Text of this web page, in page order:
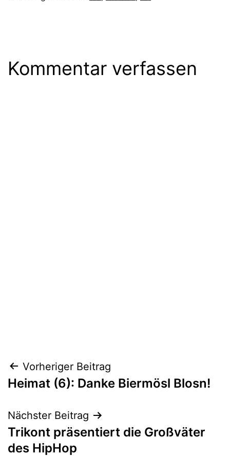
Kommentar verfassen
Beitragsnavigation
Vorheriger Beitrag
Heimat (6): Danke Biermösl Blosn!
Nächster Beitrag
Trikont präsentiert die Großväter
des HipHop